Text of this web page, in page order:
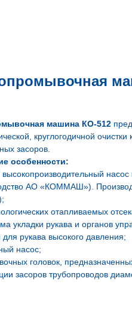
машина КО-512
круглогодичной
засоров.
особенности:
АО «КОММАШ»).
отапливаемых
укладки рукава и органов
рукава высокого давления;
насос;
головок,
засоров трубопроводов